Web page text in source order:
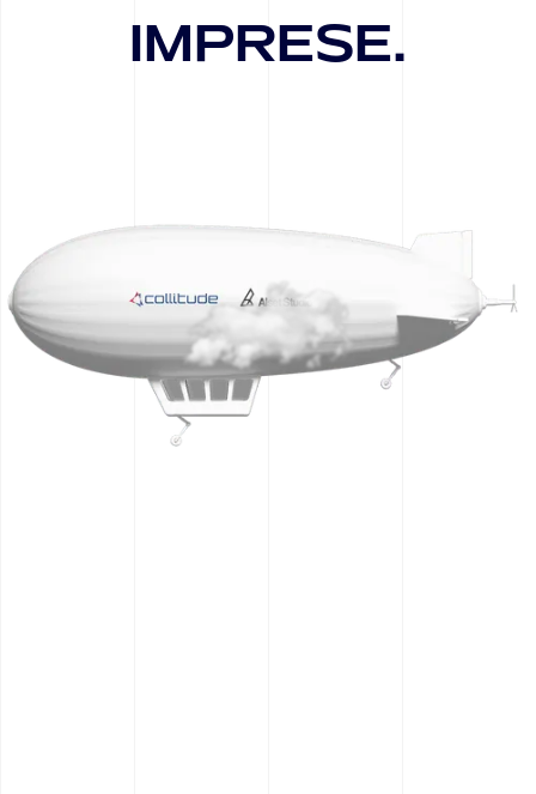
IMPRESE.